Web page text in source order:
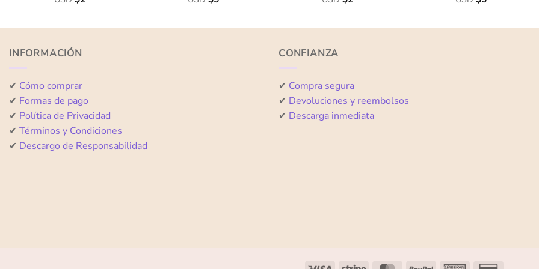
de
de
de
de
INFORMACIÓN
✔ Cómo comprar
✔ Formas de pago
✔ Política de Privacidad
✔ Términos y Condiciones
✔ Descargo de Responsabilidad
CONFIANZA
✔ Compra segura
✔ Devoluciones y reembolsos
✔ Descarga inmediata